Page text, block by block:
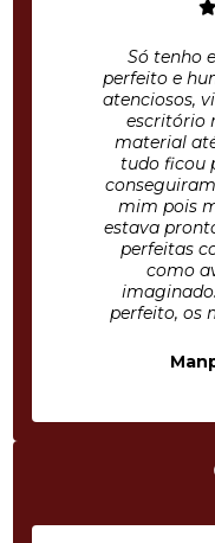
Só tenho
perfeito e
atenciosos,
escritório
material
tudo ficou
mim pois
estava
perfeitas
como
perfeito, os